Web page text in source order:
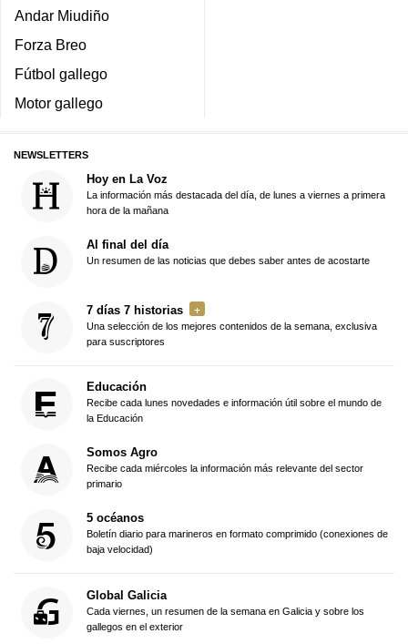
Andar Miudiño
Forza Breo
Fútbol gallego
Motor gallego
NEWSLETTERS
Hoy en La Voz
La información más destacada del día, de lunes a viernes a primera
hora de la mañana
Al final del día
Un resumen de las noticias que debes saber antes de acostarte
7 días 7 historias
Una selección de los mejores contenidos de la semana, exclusiva
para suscriptores
Educación
Recibe cada lunes novedades e información útil sobre el mundo de
la Educación
Somos Agro
Recibe cada miércoles la información más relevante del sector
primario
5 océanos
Boletín diario para marineros en formato comprimido (conexiones de
baja velocidad)
Global Galicia
Cada viernes, un resumen de la semana en Galicia y sobre los
gallegos en el exterior